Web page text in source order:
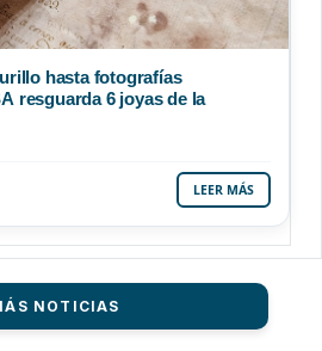
hasta fotografías
resguarda 6 joyas de la
LEER MÁS
NOTICIAS